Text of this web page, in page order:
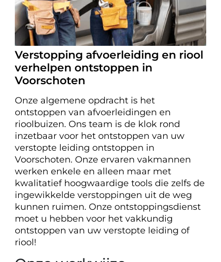
Verstopping afvoerleiding en riool
verhelpen ontstoppen in
Voorschoten
Onze algemene opdracht is het
ontstoppen van afvoerleidingen en
rioolbuizen. Ons team is de klok rond
inzetbaar voor het ontstoppen van uw
verstopte leiding ontstoppen in
Voorschoten. Onze ervaren vakmannen
werken enkele en alleen maar met
kwalitatief hoogwaardige tools die zelfs de
ingewikkelde verstoppingen uit de weg
kunnen ruimen. Onze ontstoppingsdienst
moet u hebben voor het vakkundig
ontstoppen van uw verstopte leiding of
riool!